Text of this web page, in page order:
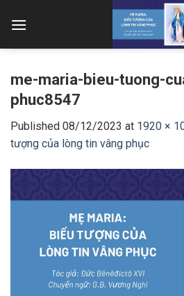
me-maria-bieu-tuong-
phuc8547
Published 08/12/2023 at 1920 ×
tượng của lòng tin vâng phục